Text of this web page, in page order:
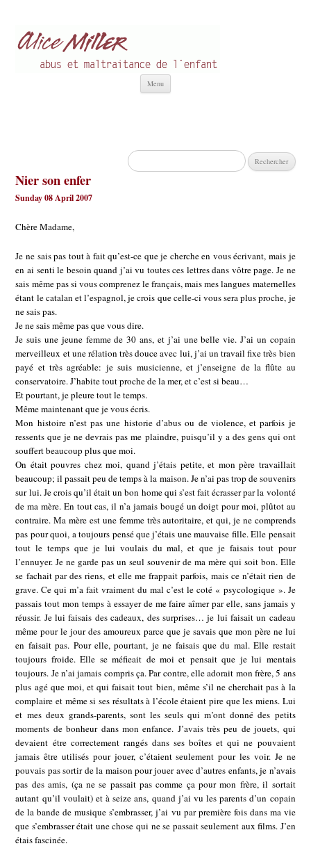
Menu
Rechercher :
Nier son enfer
Sunday 08 April 2007
Chère Madame,
Je ne sais pas tout à fait qu’est-ce que je cherche en vous écrivant, mais je
en ai senti le besoin quand j’ai vu toutes ces lettres dans vôtre page. Je ne
sais même pas si vous comprenez le français, mais mes langues maternelles
étant le catalan et l’espagnol, je crois que celle-ci vous sera plus proche, je
ne sais pas.
Je ne sais même pas que vous dire.
Je suis une jeune femme de 30 ans, et j’ai une belle vie. J’ai un copain
merveilleux et une rélation très douce avec lui, j’ai un travail fixe très bien
payé et très agréable: je suis musicienne, et j’enseigne de la flûte au
conservatoire. J’habite tout proche de la mer, et c’est si beau…
Et pourtant, je pleure tout le temps.
Même maintenant que je vous écris.
Mon histoire n’est pas une historie d’abus ou de violence, et parfois je
ressents que je ne devrais pas me plaindre, puisqu’il y a des gens qui ont
souffert beaucoup plus que moi.
On était pouvres chez moi, quand j’étais petite, et mon père travaillait
beaucoup; il passait peu de temps à la maison. Je n’ai pas trop de souvenirs
sur lui. Je crois qu’il était un bon home qui s’est fait écrasser par la volonté
de ma mère. En tout cas, il n’a jamais bougé un doigt pour moi, plûtot au
contraire. Ma mère est une femme très autoritaire, et qui, je ne comprends
pas pour quoi, a toujours pensé que j’étais une mauvaise fille. Elle pensait
tout le temps que je lui voulais du mal, et que je faisais tout pour
l’ennuyer. Je ne garde pas un seul souvenir de ma mère qui soit bon. Elle
se fachait par des riens, et elle me frappait parfois, mais ce n’était rien de
grave. Ce qui m’a fait vraiment du mal c’est le coté « psycologique ». Je
passais tout mon temps à essayer de me faire aîmer par elle, sans jamais y
réussir. Je lui faisais des cadeaux, des surprises… je lui faisait un cadeau
même pour le jour des amoureux parce que je savais que mon père ne lui
en faisait pas. Pour elle, pourtant, je ne faisais que du mal. Elle restait
toujours froide. Elle se méfieait de moi et pensait que je lui mentais
toujours. Je n’ai jamais compris ça. Par contre, elle adorait mon frère, 5 ans
plus agé que moi, et qui faisait tout bien, même s’il ne cherchait pas à la
complaire et même si ses résultats à l’école étaient pire que les miens. Lui
et mes deux grands-parents, sont les seuls qui m’ont donné des petits
moments de bonheur dans mon enfance. J’avais très peu de jouets, qui
devaient étre correctement rangés dans ses boîtes et qui ne pouvaient
jamais être utilisés pour jouer, c’étaient seulement pour les voir. Je ne
pouvais pas sortir de la maison pour jouer avec d’autres enfants, je n’avais
pas des amis, (ça ne se passait pas comme ça pour mon frère, il sortait
autant qu’il voulait) et à seize ans, quand j’ai vu les parents d’un copain
de la bande de musique s’embrasser, j’ai vu par première fois dans ma vie
que s’embrasser était une chose qui ne se passait seulement aux films. J’en
étais fascinée.